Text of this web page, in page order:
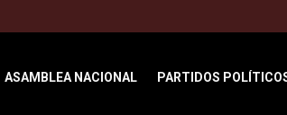
ASAMBLEA NACIONAL PARTIDOS